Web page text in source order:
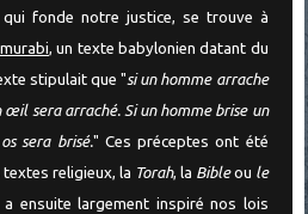
fonde notre justice, se trouve à
, un texte babylonien datant du
stipulait que "si un homme arrache
œil sera arraché. Si un homme brise un
sera brisé." Ces préceptes ont été
religieux, la Torah, la Bibleou le
ensuite largement inspiré nos lois